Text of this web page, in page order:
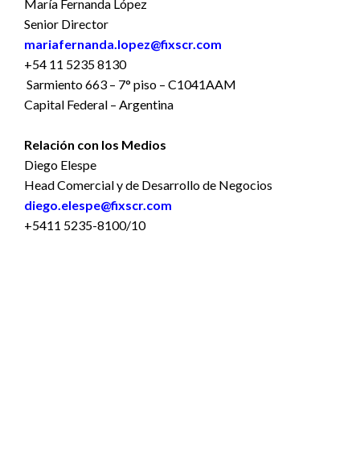
María Fernanda López
Senior Director
mariafernanda.lopez@fixscr.com
+54 11 5235 8130
Sarmiento 663 – 7° piso – C1041AAM
Capital Federal – Argentina
Relación con los Medios
Diego Elespe
Head Comercial y de Desarrollo de Negocios
diego.elespe@fixscr.com
+5411 5235-8100/10